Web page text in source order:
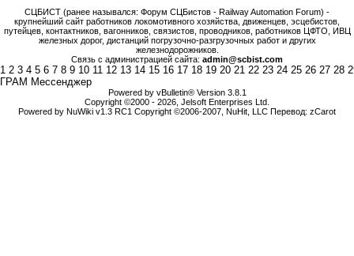
СЦБИСТ (ранее назывался: Форум СЦБистов - Railway Automation Forum) -
крупнейший сайт работников локомотивного хозяйства, движенцев, эсцебистов,
путейцев, контактников, вагонников, связистов, проводников, работников ЦФТО, ИВЦ
железных дорог, дистанций погрузочно-разгрузочных работ и других
железнодорожников.
Связь с администрацией сайта: admin@scbist.com
1 2 3 4 5 6 7 8 9 10 11 12 13 14 15 16 17 18 19 20 21 22 23 24 25 26 27 28
ГРАМ Мессенджер
Powered by vBulletin® Version 3.8.1
Copyright ©2000 - 2026, Jelsoft Enterprises Ltd.
Powered by NuWiki v1.3 RC1 Copyright ©2006-2007, NuHit, LLC Перевод: zCarot